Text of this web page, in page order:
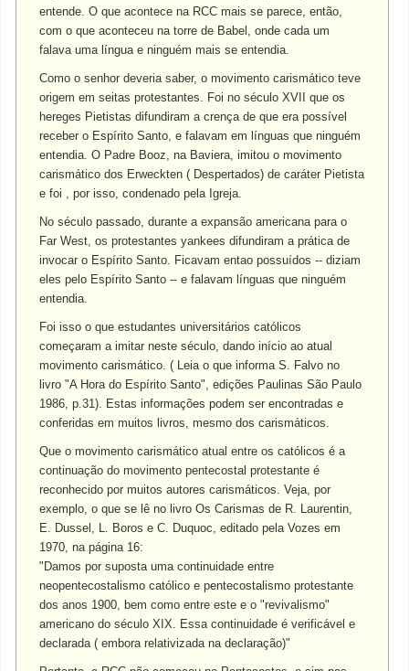
entende. O que acontece na RCC mais se parece, então,
com o que aconteceu na torre de Babel, onde cada um
falava uma língua e ninguém mais se entendia.
Como o senhor deveria saber, o movimento carismático teve
origem em seitas protestantes. Foi no século XVII que os
hereges Pietistas difundiram a crença de que era possível
receber o Espírito Santo, e falavam em línguas que ninguém
entendia. O Padre Booz, na Baviera, imitou o movimento
carismático dos Erweckten ( Despertados) de caráter Pietista
e foi , por isso, condenado pela Igreja.
No século passado, durante a expansão americana para o
Far West, os protestantes yankees difundiram a prática de
invocar o Espírito Santo. Ficavam entao possuídos -- diziam
eles pelo Espírito Santo -- e falavam línguas que ninguém
entendia.
Foi isso o que estudantes universitários católicos
começaram a imitar neste século, dando início ao atual
movimento carismático. ( Leia o que informa S. Falvo no
livro "A Hora do Espírito Santo", edições Paulinas São Paulo
1986, p.31). Estas informações podem ser encontradas e
conferidas em muitos livros, mesmo dos carismáticos.
Que o movimento carismático atual entre os católicos é a
continuação do movimento pentecostal protestante é
reconhecido por muitos autores carismáticos. Veja, por
exemplo, o que se lê no livro Os Carismas de R. Laurentin,
E. Dussel, L. Boros e C. Duquoc, editado pela Vozes em
1970, na página 16:
"Damos por suposta uma continuidade entre
neopentecostalismo católico e pentecostalismo protestante
dos anos 1900, bem como entre este e o "revivalismo"
americano do século XIX. Essa continuidade é verificável e
declarada ( embora relativizada na declaração)"